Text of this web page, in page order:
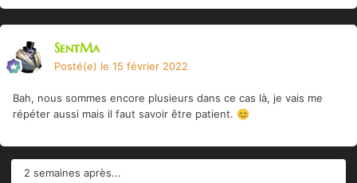
SentMa
Posté(e) le 15 février 2022
Bah, nous sommes encore plusieurs dans ce cas là, je vais me
répéter aussi mais il faut savoir être patient. 😊
2 semaines après...